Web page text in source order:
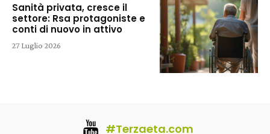
Sanità privata, cresce il
settore: Rsa protagoniste e
conti di nuovo in attivo
27 Luglio 2026
#Terzaeta.com